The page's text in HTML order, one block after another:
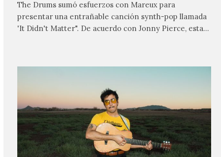
The Drums sumó esfuerzos con Mareux para
presentar una entrañable canción synth-pop llamada
'It Didn't Matter". De acuerdo con Jonny Pierce, esta